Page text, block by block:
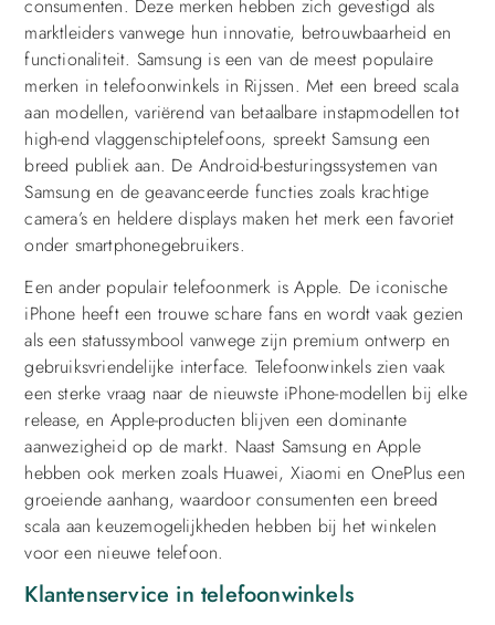
consumenten. Deze merken hebben zich gevestigd als
marktleiders vanwege hun innovatie, betrouwbaarheid en
functionaliteit. Samsung is een van de meest populaire
merken in telefoonwinkels in Rijssen. Met een breed scala
aan modellen, variërend van betaalbare instapmodellen tot
high-end vlaggenschiptelefoons, spreekt Samsung een
breed publiek aan. De Android-besturingssystemen van
Samsung en de geavanceerde functies zoals krachtige
camera’s en heldere displays maken het merk een favoriet
onder smartphonegebruikers.
Een ander populair telefoonmerk is Apple. De iconische
iPhone heeft een trouwe schare fans en wordt vaak gezien
als een statussymbool vanwege zijn premium ontwerp en
gebruiksvriendelijke interface. Telefoonwinkels zien vaak
een sterke vraag naar de nieuwste iPhone-modellen bij elke
release, en Apple-producten blijven een dominante
aanwezigheid op de markt. Naast Samsung en Apple
hebben ook merken zoals Huawei, Xiaomi en OnePlus een
groeiende aanhang, waardoor consumenten een breed
scala aan keuzemogelijkheden hebben bij het winkelen
voor een nieuwe telefoon.
Klantenservice in telefoonwinkels